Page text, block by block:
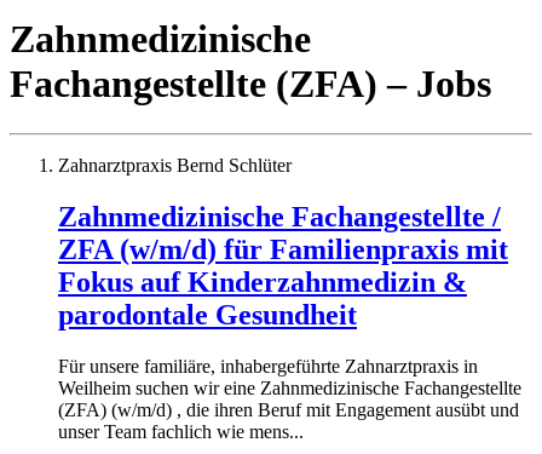
Zahnmedizinische
Fachangestellte (ZFA) – Jobs
Zahnarztpraxis Bernd Schlüter
Zahnmedizinische Fachangestellte /
ZFA (w/m/d) für Familienpraxis mit
Fokus auf Kinderzahnmedizin &
parodontale Gesundheit
Für unsere familiäre, inhabergeführte Zahnarztpraxis in
Weilheim suchen wir eine Zahnmedizinische Fachangestellte
(ZFA) (w/m/d) , die ihren Beruf mit Engagement ausübt und
unser Team fachlich wie mens...